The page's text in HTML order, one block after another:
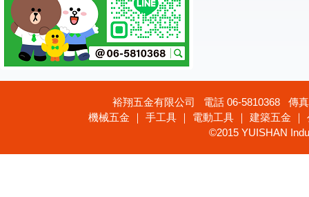
裕翔五金有限公司 電話 06-5810368 傳
機械五金 ｜ 手工具 ｜ 電動工具 ｜ 建築五金
©2015 YUISHAN